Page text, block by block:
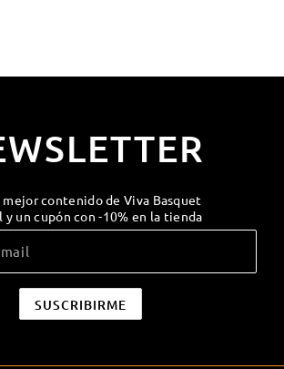
mejor contenido de Viva Basquet
y un cupón con -10% en la tienda